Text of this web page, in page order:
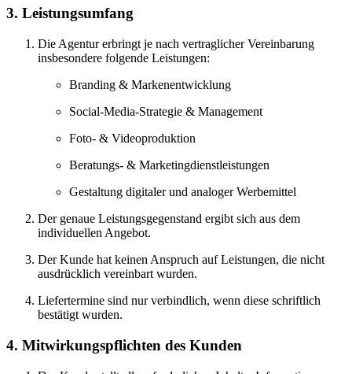
3. Leistungsumfang
Die Agentur erbringt je nach vertraglicher Vereinbarung
insbesondere folgende Leistungen:
Branding & Markenentwicklung
Social-Media-Strategie & Management
Foto- & Videoproduktion
Beratungs- & Marketingdienstleistungen
Gestaltung digitaler und analoger Werbemittel
Der genaue Leistungsgegenstand ergibt sich aus dem
individuellen Angebot.
Der Kunde hat keinen Anspruch auf Leistungen, die nicht
ausdrücklich vereinbart wurden.
Liefertermine sind nur verbindlich, wenn diese schriftlich
bestätigt wurden.
4. Mitwirkungspflichten des Kunden